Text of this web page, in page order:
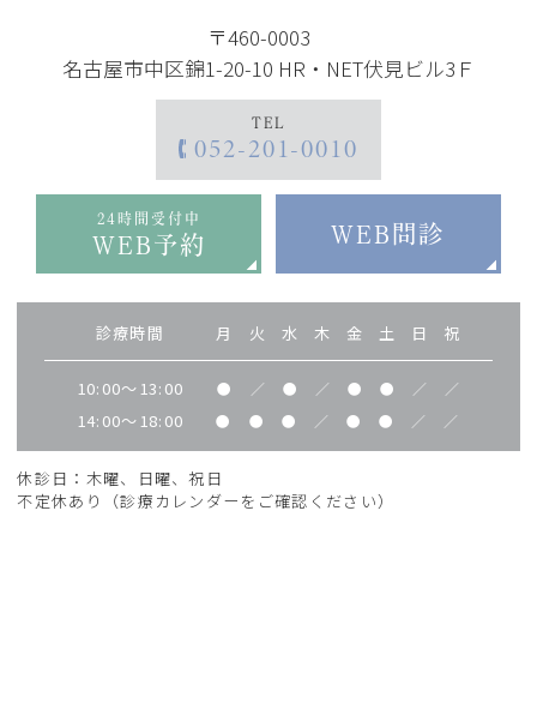
〒460-0003
名古屋市中区錦1-20-10 HR・NET伏見ビル3Ｆ
TEL
052-201-0010
24時間受付中
WEB予約 WEB問診
診療時間 月 火 水 木 金 土 日 祝
10:00～13:00 ● ／ ● ／ ● ● ／ ／
14:00～18:00 ● ● ● ／ ● ● ／ ／
休診日：木曜、日曜、祝日
不定休あり（診療カレンダーをご確認ください）